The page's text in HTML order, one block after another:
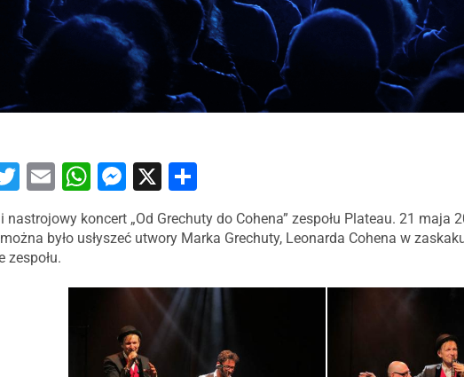
Twitter
EmailWhatsApp
Messenger
X
było usłyszeć utwory Marka Grechuty, Leonarda Cohena w
zespołu.